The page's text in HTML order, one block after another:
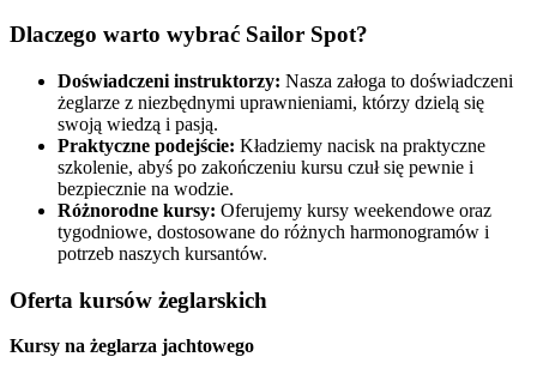
Dlaczego warto wybrać Sailor Spot?
Doświadczeni instruktorzy: Nasza załoga to doświadczeni
żeglarze z niezbędnymi uprawnieniami, którzy dzielą się
swoją wiedzą i pasją.
Praktyczne podejście: Kładziemy nacisk na praktyczne
szkolenie, abyś po zakończeniu kursu czuł się pewnie i
bezpiecznie na wodzie.
Różnorodne kursy: Oferujemy kursy weekendowe oraz
tygodniowe, dostosowane do różnych harmonogramów i
potrzeb naszych kursantów.
Oferta kursów żeglarskich
Kursy na żeglarza jachtowego